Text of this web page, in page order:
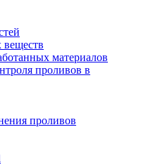
веществ
материалов
проливов в
проливов